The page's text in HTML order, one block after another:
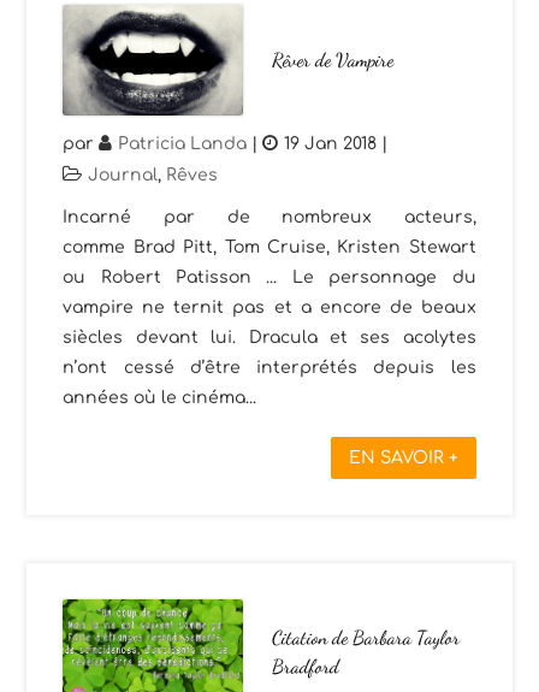
Rêver de Vampire
par Patricia Landa | 19 Jan 2018
Journal, Rêves
Incarné par de nombreux acteurs,
comme Brad Pitt, Tom Cruise, Kristen Stewart
ou Robert Patisson ... Le personnage du
vampire ne ternit pas et a encore de beaux
siècles devant lui. Dracula et ses acolytes
n’ont cessé d’être interprétés depuis les
années où le cinéma...
EN SAVOIR +
Citation de Barbara Taylor
Bradford